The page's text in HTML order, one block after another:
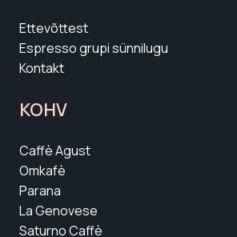
Ettevõttest
Espresso grupi sünnilugu
Kontakt
KOHV
Caffè Agust
Omkafè
Parana
La Genovese
Saturno Caffè